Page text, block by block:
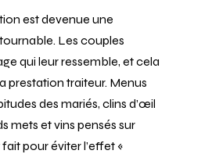
est devenue une
Les couples
qui leur ressemble, et cela
prestation traiteur. Menus
des mariés, clins d’œil
mets et vins pensés sur
pour éviter l’effet «